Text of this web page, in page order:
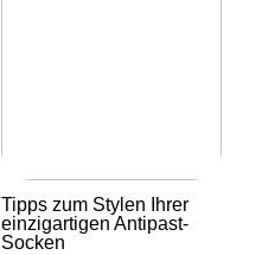
Tipps zum Stylen Ihrer
einzigartigen Antipast-
Socken